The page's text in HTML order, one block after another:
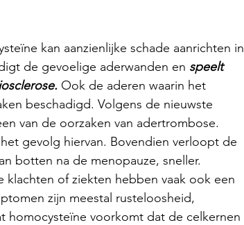
kan aanzienlijke schade aanrichten in
de gevoelige aderwanden en speelt
Ook de aderen waarin het
beschadigd. Volgens de nieuwste
van de oorzaken van adertrombose.
gevolg hiervan. Bovendien verloopt de
botten na de menopauze, sneller.
of ziekten hebben vaak ook een
zijn meestal rusteloosheid,
homocysteïne voorkomt dat de celkernen